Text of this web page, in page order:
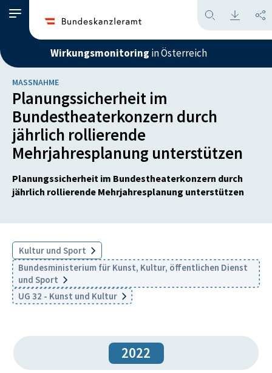
Wirkungsmonitoring in Österreich
MASSNAHME
Planungssicherheit im
Bundestheaterkonzern durch
jährlich rollierende
Mehrjahresplanung unterstützen
Planungssicherheit im Bundestheaterkonzern durch
jährlich rollierende Mehrjahresplanung unterstützen
Kultur und Sport
Bundesministerium für Kunst, Kultur, öffentlichen Dienst
und Sport
UG 32 - Kunst und Kultur
2022